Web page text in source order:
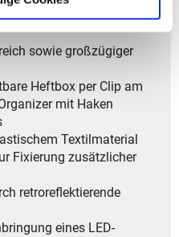
sowie großzügiger
Heftbox per Clip am
mit Haken
Textilmaterial
Fixierung zusätzlicher
retroreflektierende
eines LED-